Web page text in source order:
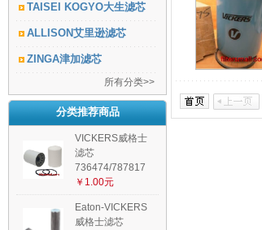
TAISEI KOGYO大生滤芯
ALLISON艾里逊滤芯
ZINGA津加滤芯
所有分类>>
分类推荐商品
VICKERS威格士
滤芯
736474/787817
￥1.00元
Eaton-VICKERS
威格士滤芯